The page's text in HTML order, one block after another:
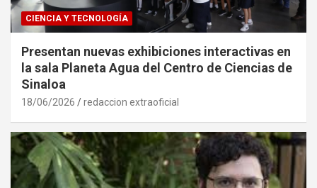
CIENCIA Y TECNOLOGÍA
Presentan nuevas exhibiciones interactivas en
la sala Planeta Agua del Centro de Ciencias de
Sinaloa
18/06/2026 redaccion extraoficial